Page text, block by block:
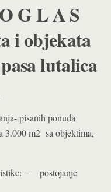
L A S
i objekata
lutalica
pisanih ponuda
3.000 m2 sa objektima,
– postojanje